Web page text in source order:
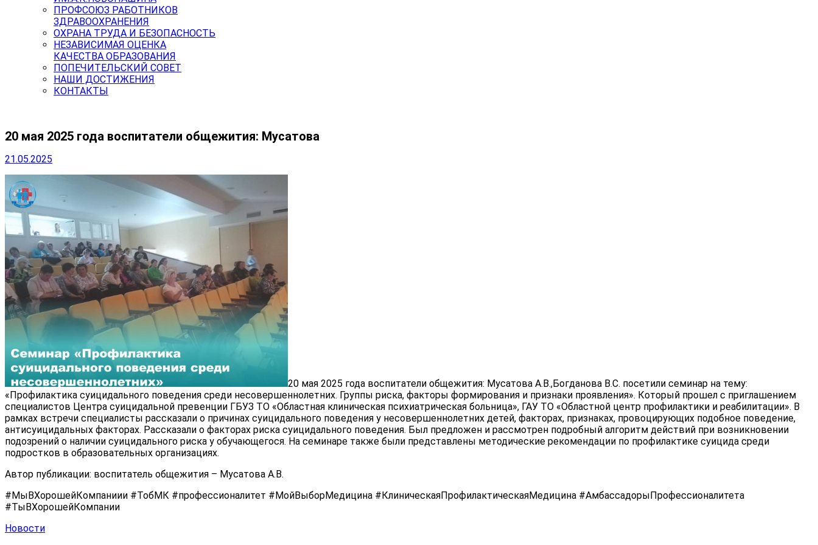
ПРОФСОЮЗ РАБОТНИКОВ
ЗДРАВООХРАНЕНИЯ
ОХРАНА ТРУДА И БЕЗОПАСНОСТЬ
НЕЗАВИСИМАЯ ОЦЕНКА
КАЧЕСТВА ОБРАЗОВАНИЯ
ПОПЕЧИТЕЛЬСКИЙ СОВЕТ
НАШИ ДОСТИЖЕНИЯ
КОНТАКТЫ
20 мая 2025 года воспитатели общежития: Мусатова
21.05.2025
20 мая 2025 года воспитатели общежития: Мусатова А.В.,Богданова В.С. посетили семинар на тему:
«Профилактика суицидального поведения среди несовершеннолетних. Группы риска, факторы формирования и признаки проявления». Который прошел с приглашением
специалистов Центра суицидальной превенции ГБУЗ ТО «Областная клиническая психиатрическая больница», ГАУ ТО «Областной центр профилактики и реабилитации». В
рамках встречи специалисты рассказали о причинах суицидального поведения у несовершеннолетних детей, факторах, признаках, провоцирующих подобное поведение,
антисуицидальных факторах. Рассказали о факторах риска суицидального поведения. Был предложен и рассмотрен подробный алгоритм действий при возникновении
подозрений о наличии суицидального риска у обучающегося. На семинаре также были представлены методические рекомендации по профилактике суицида среди
подростков в образовательных организациях.
Автор публикации: воспитатель общежития – Мусатова А.В.
#МыВХорошейКомпаниии #ТобМК #профессионалитет #МойВыборМедицина #КлиническаяПрофилактическаяМедицина #АмбассадорыПрофессионалитета
#ТыВХорошейКомпании
Новости